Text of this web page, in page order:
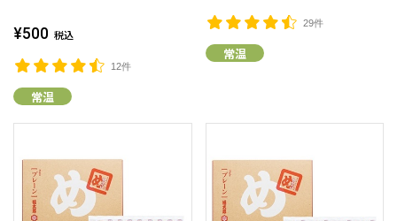
12件
¥500 税込
常温
29件
常温